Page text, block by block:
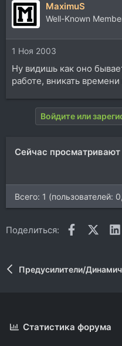
MaximuS
Well-Known
1 Ноя 2003
Ну видишь как оно
работе, вникать
Войдите или
Сейчас просматривают
Всего: 1 (пользователей:
Поделиться: Facebook
X
Предусилители/
Статистика форума